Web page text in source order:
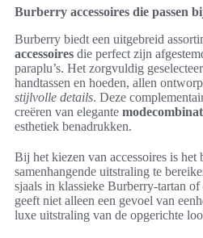
Burberry accessoires die passen
Burberry biedt een uitgebreid
accessoires die perfect zijn
paraplu’s. Het zorgvuldig
handtassen en hoeden, allen
stijlvolle details. Deze
creëren van elegante
esthetiek benadrukken.
Bij het kiezen van accessoires is het
samenhangende uitstraling te
sjaals in klassieke Burberry-tartan
geeft niet alleen een gevoel van
luxe uitstraling van de opgerichte